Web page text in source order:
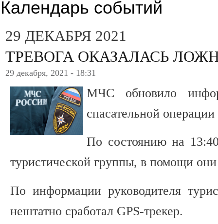
Календарь событий
29 ДЕКАБРЯ 2021
ТРЕВОГА ОКАЗАЛАСЬ
29 декабря, 2021 - 18:31
МЧС обновило
спасательной
По состоянию на
туристической группы, в помощи
По информации руководителя
нештатно сработал GPS-трекер.